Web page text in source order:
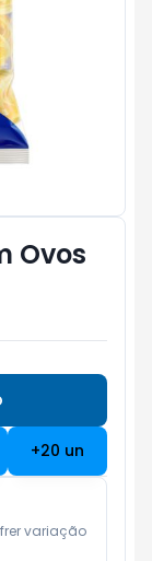
Ovos
+20 un
variação